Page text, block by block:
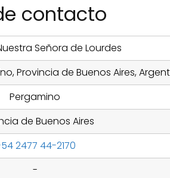
contacto
Señora de Lourdes
Provincia de Buenos Aires,
Pergamino
de Buenos Aires
2477 44-2170
-